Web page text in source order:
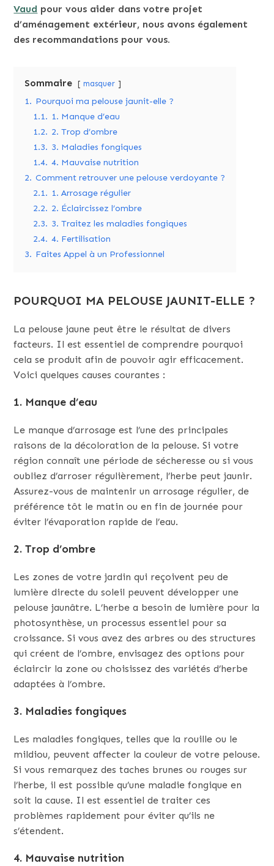
Vaud pour vous aider dans votre projet
d’aménagement extérieur, nous avons également
des recommandations pour vous.
Sommaire masquer
1. Pourquoi ma pelouse jaunit-elle ?
1.1. 1. Manque d’eau
1.2. 2. Trop d’ombre
1.3. 3. Maladies fongiques
1.4. 4. Mauvaise nutrition
2. Comment retrouver une pelouse verdoyante ?
2.1. 1. Arrosage régulier
2.2. 2. Éclaircissez l’ombre
2.3. 3. Traitez les maladies fongiques
2.4. 4. Fertilisation
3. Faites Appel à un Professionnel
POURQUOI MA PELOUSE JAUNIT-ELLE ?
La pelouse jaune peut être le résultat de divers
facteurs. Il est essentiel de comprendre pourquoi
cela se produit afin de pouvoir agir efficacement.
Voici quelques causes courantes :
1. Manque d’eau
Le manque d’arrosage est l’une des principales
raisons de la décoloration de la pelouse. Si votre
région connaît une période de sécheresse ou si vous
oubliez d’arroser régulièrement, l’herbe peut jaunir.
Assurez-vous de maintenir un arrosage régulier, de
préférence tôt le matin ou en fin de journée pour
éviter l’évaporation rapide de l’eau.
2. Trop d’ombre
Les zones de votre jardin qui reçoivent peu de
lumière directe du soleil peuvent développer une
pelouse jaunâtre. L’herbe a besoin de lumière pour la
photosynthèse, un processus essentiel pour sa
croissance. Si vous avez des arbres ou des structures
qui créent de l’ombre, envisagez des options pour
éclaircir la zone ou choisissez des variétés d’herbe
adaptées à l’ombre.
3. Maladies fongiques
Les maladies fongiques, telles que la rouille ou le
mildiou, peuvent affecter la couleur de votre pelouse.
Si vous remarquez des taches brunes ou rouges sur
l’herbe, il est possible qu’une maladie fongique en
soit la cause. Il est essentiel de traiter ces
problèmes rapidement pour éviter qu’ils ne
s’étendent.
4. Mauvaise nutrition